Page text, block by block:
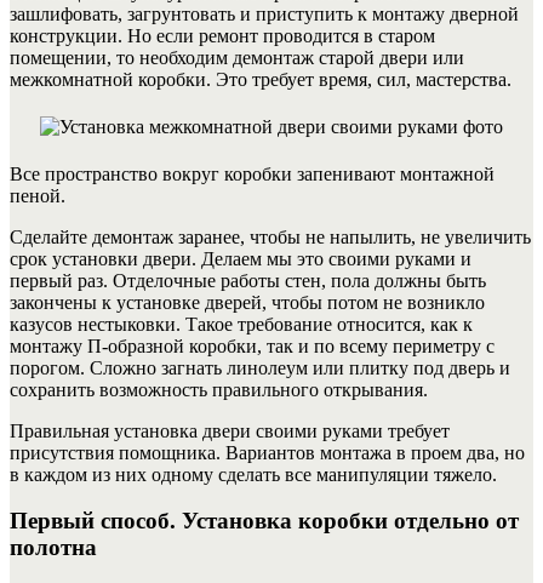
зашлифовать, загрунтовать и приступить к монтажу дверной
конструкции. Но если ремонт проводится в старом
помещении, то необходим демонтаж старой двери или
межкомнатной коробки. Это требует время, сил, мастерства.
Все пространство вокруг коробки запенивают монтажной
пеной.
Сделайте демонтаж заранее, чтобы не напылить, не увеличить
срок установки двери. Делаем мы это своими руками и
первый раз. Отделочные работы стен, пола должны быть
закончены к установке дверей, чтобы потом не возникло
казусов нестыковки. Такое требование относится, как к
монтажу П-образной коробки, так и по всему периметру с
порогом. Сложно загнать линолеум или плитку под дверь и
сохранить возможность правильного открывания.
Правильная установка двери своими руками требует
присутствия помощника. Вариантов монтажа в проем два, но
в каждом из них одному сделать все манипуляции тяжело.
Первый способ. Установка коробки отдельно от
полотна